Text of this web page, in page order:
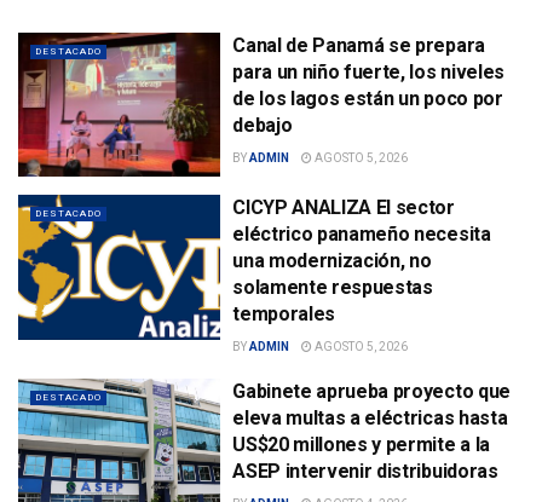
DESTACADO
Canal de Panamá se prepara
para un niño fuerte, los niveles
de los lagos están un poco por
debajo
BYADMIN AGOSTO 5, 2026
DESTACADO
CICYP ANALIZA El sector
eléctrico panameño necesita
una modernización, no
solamente respuestas
temporales
BYADMIN AGOSTO 5, 2026
DESTACADO
Gabinete aprueba proyecto que
eleva multas a eléctricas hasta
US$20 millones y permite a la
ASEP intervenir distribuidoras